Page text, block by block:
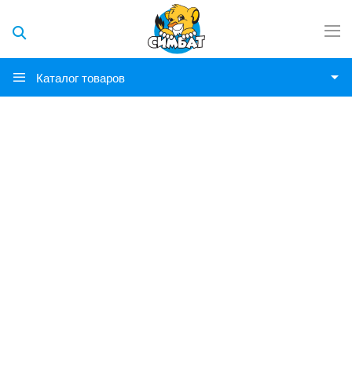
Каталог товаров